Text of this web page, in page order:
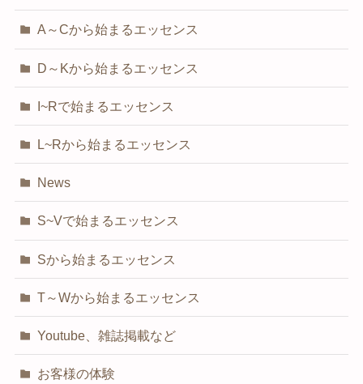
A～Cから始まるエッセンス
D～Kから始まるエッセンス
I~Rで始まるエッセンス
L~Rから始まるエッセンス
News
S~Vで始まるエッセンス
Sから始まるエッセンス
T～Wから始まるエッセンス
Youtube、雑誌掲載など
お客様の体験